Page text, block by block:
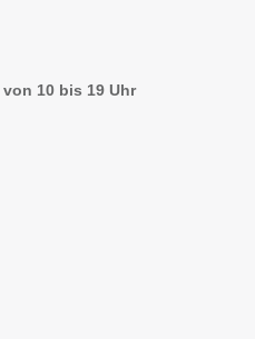
10 bis 19 Uhr